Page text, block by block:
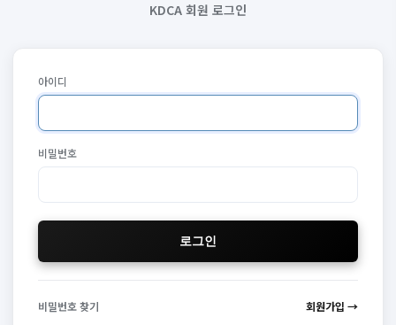
KDCA 회원 로그인
아이디
비밀번호
로그인
비밀번호 찾기 회원가입 →